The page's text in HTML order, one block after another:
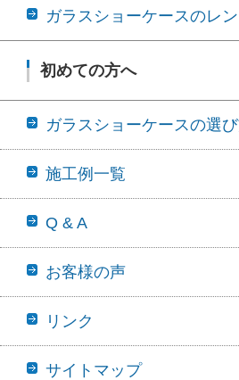
ガラスショーケースのレ
初めての方へ
ガラスショーケースの選
施工例一覧
Q & A
お客様の声
リンク
サイトマップ